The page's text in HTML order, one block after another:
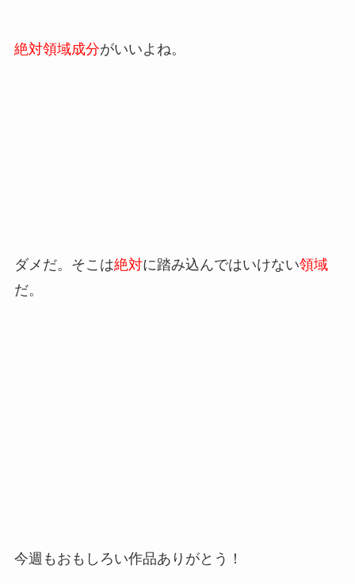
絶対領域成分がいいよね。
ダメだ。そこは絶対に踏み込んではいけない領域
だ。
今週もおもしろい作品ありがとう！